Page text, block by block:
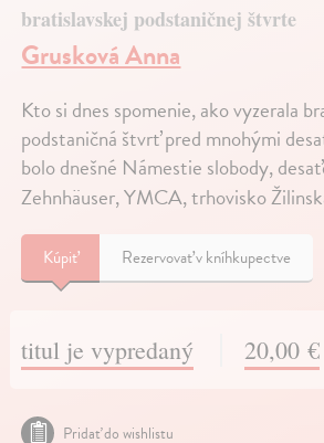
bratislavskej podstaničnej štvrte
Grusková Anna
Kto si dnes spomenie, ako vyzerala
podstaničná štvrť pred mnohými
bolo dnešné Námestie slobody,
Zehnhäuser, YMCA, trhovisko
Kúpiť Rezervovať v kníhkupectve
titul je vypredaný 20,00 €
Pridať do wishlistu